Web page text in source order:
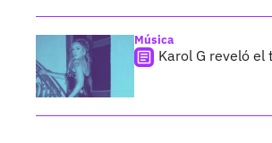
Música
Karol G reveló el